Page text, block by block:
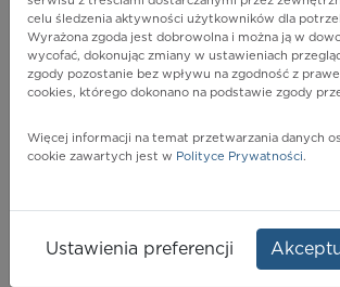
POKAŻ FILTRY
celu śledzenia aktywności użytkowników dla
Wyrażona zgoda jest dobrowolna i można ją w
wycofać, dokonując zmiany w ustawieniach
zgody pozostanie bez wpływu na zgodność z
cookies, którego dokonano na podstawie zgody
Więcej informacji na temat przetwarzania danych
cookie zawartych jest w Polityce Prywatności.
Ustawienia preferencji